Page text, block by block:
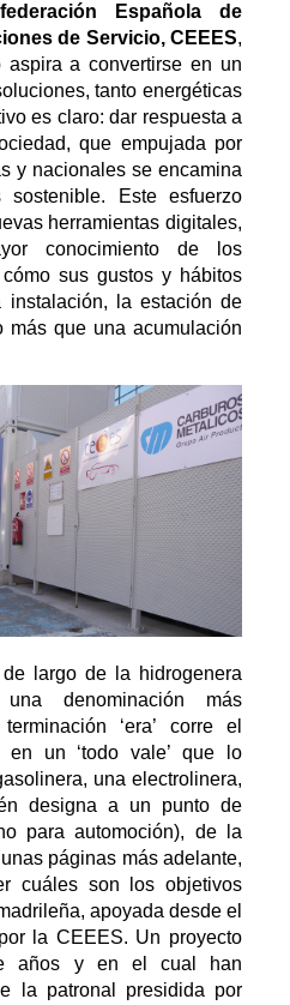
Española de
de Servicio, CEEES,
aspira a convertirse en un
tanto energéticas
es claro: dar respuesta a
que empujada por
y nacionales se encamina
Este esfuerzo
herramientas digitales,
conocimiento de los
sus gustos y hábitos
instalación, la estación de
más que una acumulación
largo de la hidrogenera
denominación más
‘era’ corre el
en un ‘todo vale’ que lo
una electrolinera,
designa a un punto de
para automoción), de la
páginas más adelante,
cuáles son los objetivos
apoyada desde el
la CEEES. Un proyecto
años y en el cual han
la patronal presidida por